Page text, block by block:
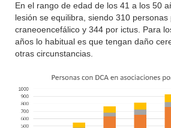
En el rango de edad de los 41 a los 50
lesión se equilibra, siendo 310
craneoencefálico y 344 por ictus. Para
años lo habitual es que tengan daño
otras circunstancias.